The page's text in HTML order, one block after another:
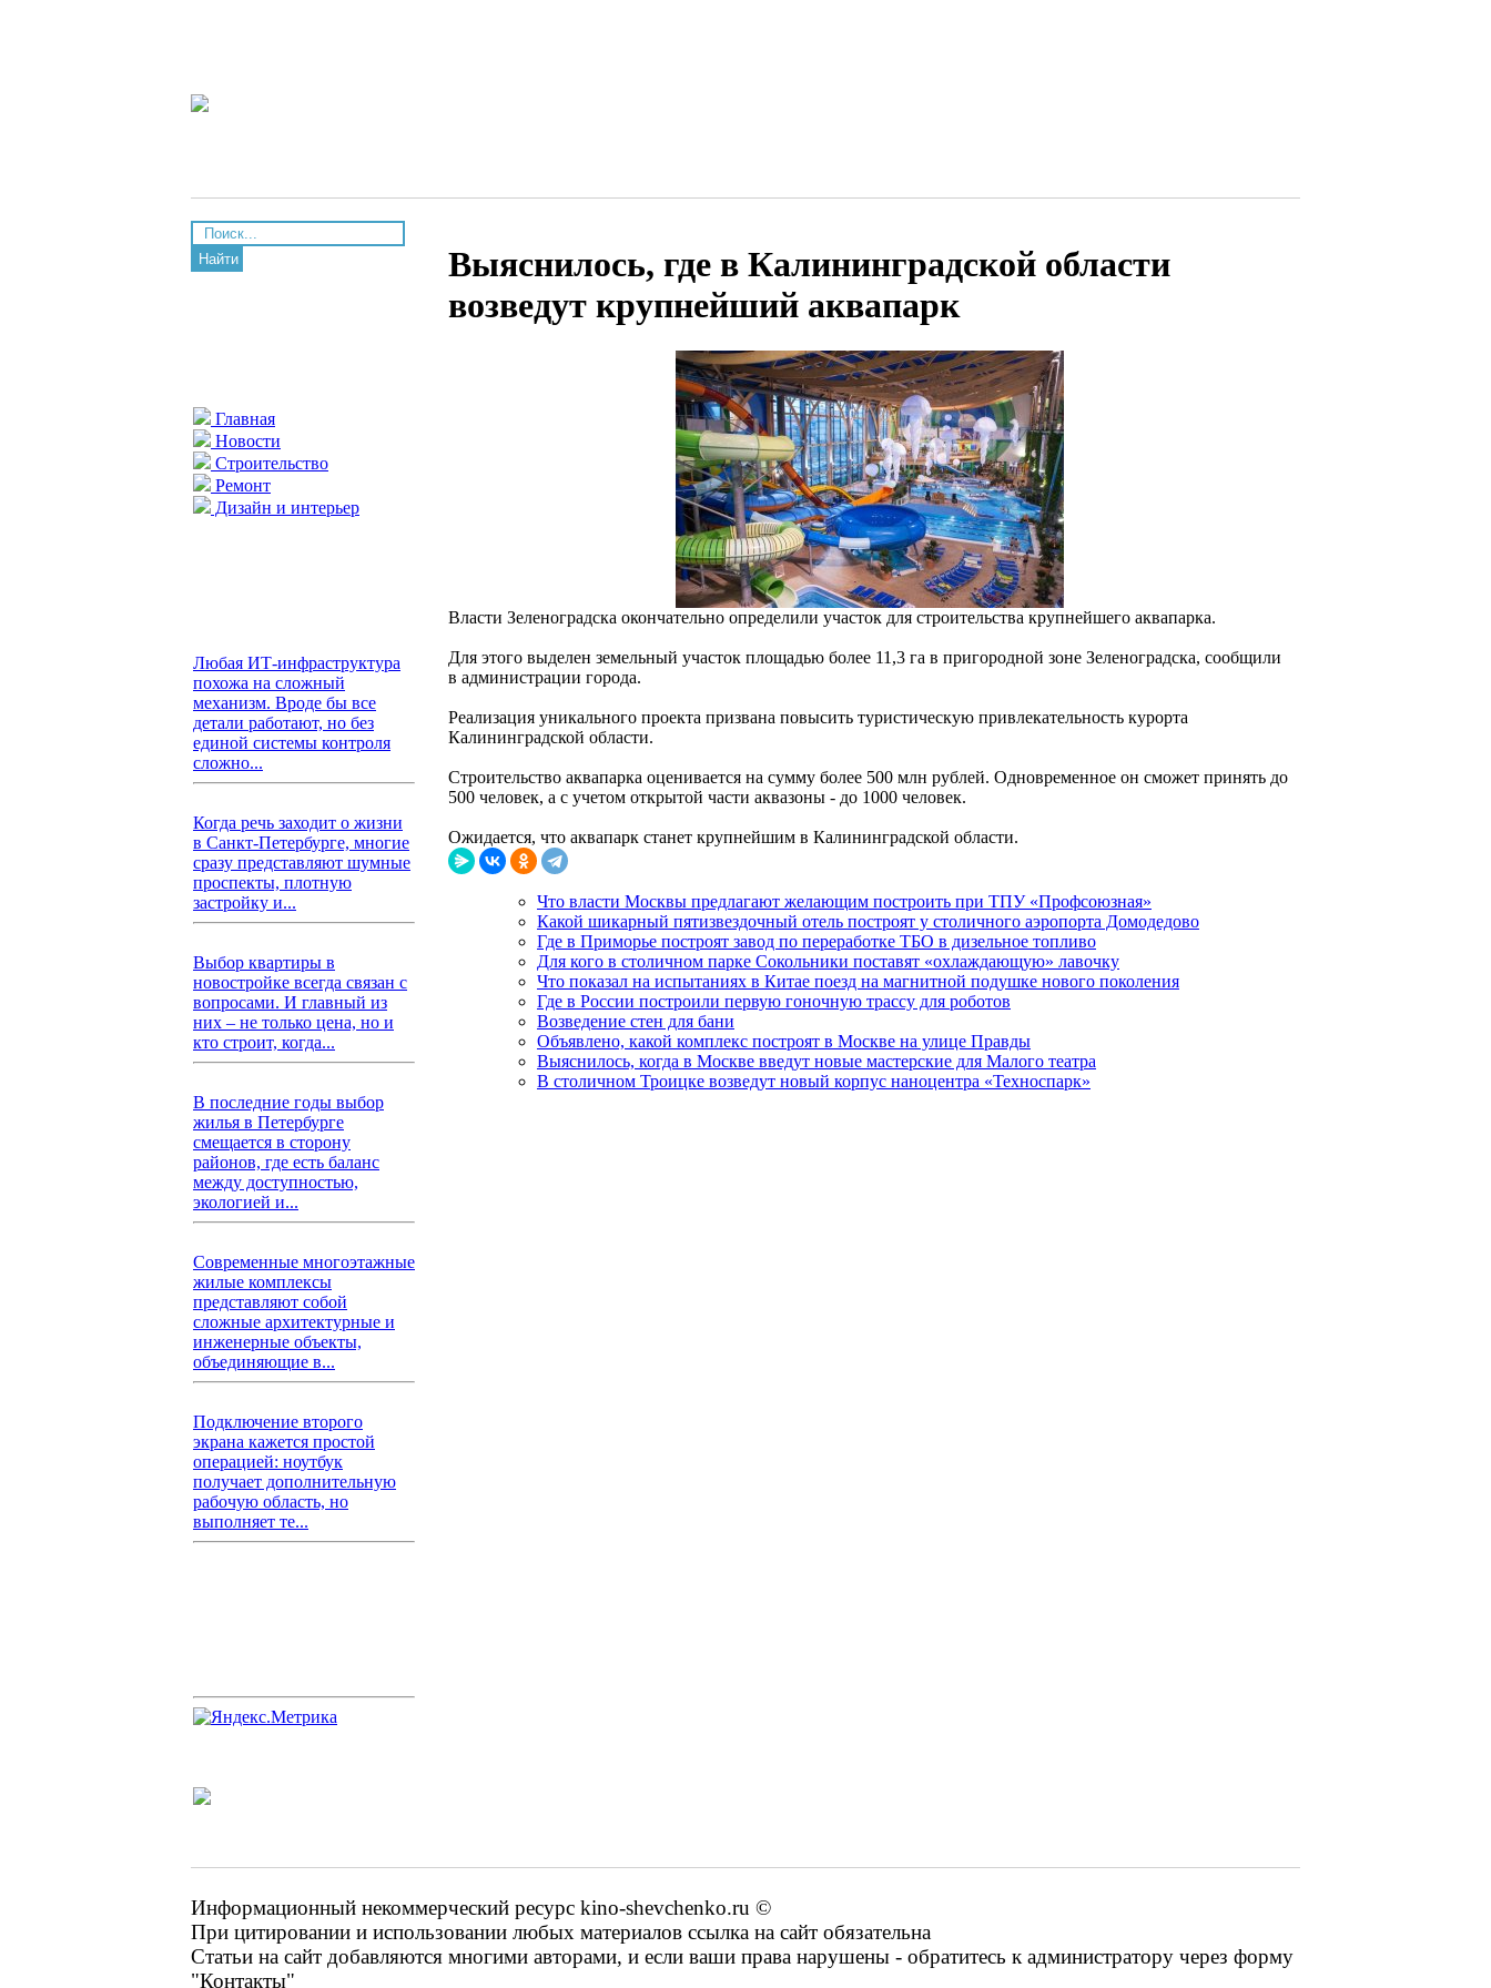
Найти
Главная
Новости
Строительство
Ремонт
Дизайн и интерьер
Любая ИТ-инфраструктура
похожа на сложный
механизм. Вроде бы все
детали работают, но без
единой системы контроля
сложно...
Когда речь заходит о жизни
в Санкт-Петербурге, многие
сразу представляют шумные
проспекты, плотную
застройку и...
Выбор квартиры в
новостройке всегда связан с
вопросами. И главный из
них – не только цена, но и
кто строит, когда...
В последние годы выбор
жилья в Петербурге
смещается в сторону
районов, где есть баланс
между доступностью,
экологией и...
Современные многоэтажные
жилые комплексы
представляют собой
сложные архитектурные и
инженерные объекты,
объединяющие в...
Подключение второго
экрана кажется простой
операцией: ноутбук
получает дополнительную
рабочую область, но
выполняет те...
Выяснилось, где в Калининградской области
возведут крупнейший аквапарк
Власти Зеленоградска окончательно определили участок для строительства крупнейшего аквапарка.
Для этого выделен земельный участок площадью более 11,3 га в пригородной зоне Зеленоградска, сообщили
в администрации города.
Реализация уникального проекта призвана повысить туристическую привлекательность курорта
Калининградской области.
Строительство аквапарка оценивается на сумму более 500 млн рублей. Одновременное он сможет принять до
500 человек, а с учетом открытой части аквазоны - до 1000 человек.
Ожидается, что аквапарк станет крупнейшим в Калининградской области.
Что власти Москвы предлагают желающим построить при ТПУ «Профсоюзная»
Какой шикарный пятизвездочный отель построят у столичного аэропорта Домодедово
Где в Приморье построят завод по переработке ТБО в дизельное топливо
Для кого в столичном парке Сокольники поставят «охлаждающую» лавочку
Что показал на испытаниях в Китае поезд на магнитной подушке нового поколения
Где в России построили первую гоночную трассу для роботов
Возведение стен для бани
Объявлено, какой комплекс построят в Москве на улице Правды
Выяснилось, когда в Москве введут новые мастерские для Малого театра
В столичном Троицке возведут новый корпус наноцентра «Техноспарк»
Информационный некоммерческий ресурс kino-shevchenko.ru ©
При цитировании и использовании любых материалов ссылка на сайт обязательна
Статьи на сайт добавляются многими авторами, и если ваши права нарушены - обратитесь к администратору через форму
"Контакты"